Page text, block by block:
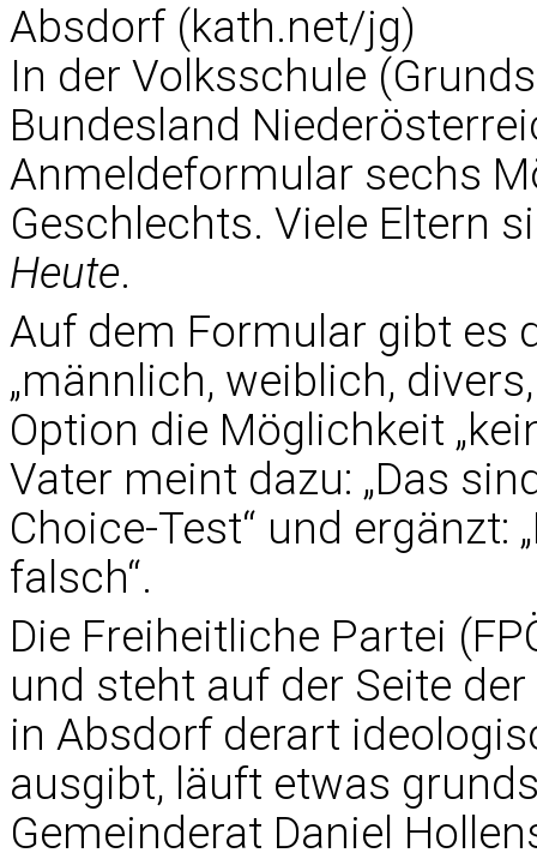
Absdorf (kath.net/jg)
In der Volksschule
Bundesland
Anmeldeformular sechs
Geschlechts. Viele Eltern
Heute.
Auf dem Formular gibt es
„männlich, weiblich,
Option die Möglichkeit
Vater meint dazu: „Das
Choice-Test“ und
falsch“.
Die Freiheitliche Partei
und steht auf der Seite
in Absdorf derart
ausgibt, läuft etwas
Gemeinderat Daniel